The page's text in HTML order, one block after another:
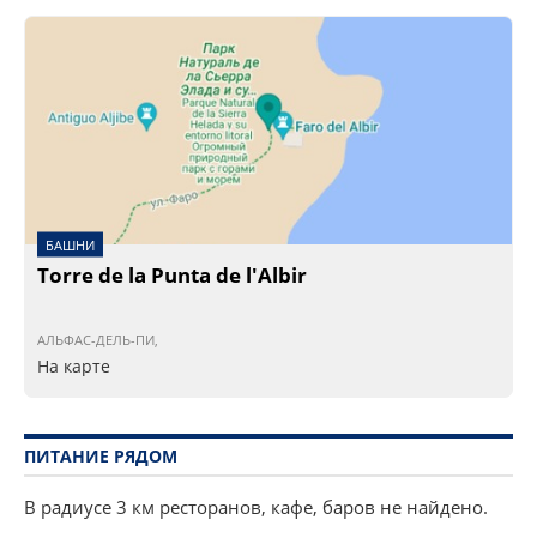
БАШНИ
Torre de la Punta de l'Albir
АЛЬФАС-ДЕЛЬ-ПИ,
На карте
ПИТАНИЕ РЯДОМ
В радиусе 3 км ресторанов, кафе, баров не найдено.